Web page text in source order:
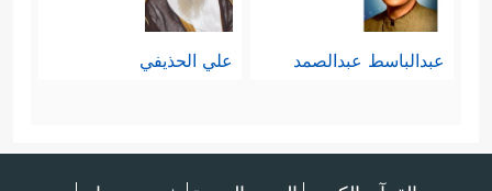
عبدالباسط عبدالصمد علي الحذيفي